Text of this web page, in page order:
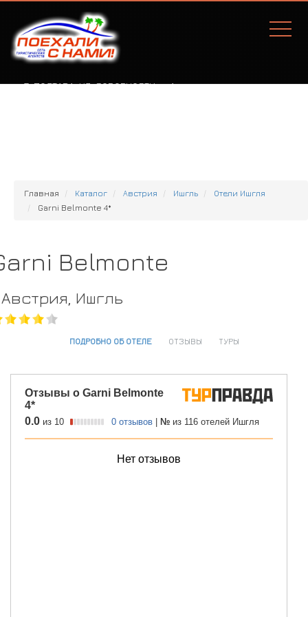
Г. ПОЛТАВА, УЛ. СОБОРНОСТИ, 77А
Главная Каталог Австрия Ишгль
Отели Ишгля
Garni Belmonte 4*
Belmonte
Австрия, Ишгль
ПОДРОБНО ОБ ОТЕЛЕ ОТЗЫВЫ ТУРЫ